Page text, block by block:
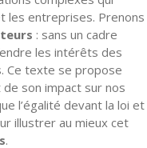
les entreprises. Prenons
: sans un cadre
les intérêts des
Ce texte se propose
son impact sur nos
l’égalité devant la loi et
illustrer au mieux cet
.